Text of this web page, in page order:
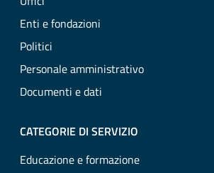
Enti e fondazioni
Politici
Personale amministrativo
Documenti e dati
CATEGORIE DI SERVIZIO
Educazione e formazione